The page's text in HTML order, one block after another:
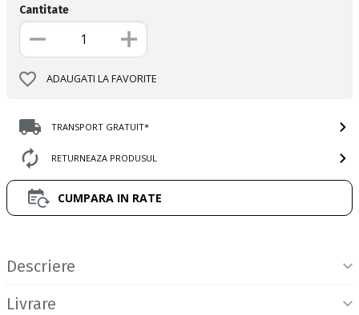
Cantitate
ADAUGATI LA FAVORITE
TRANSPORT GRATUIT*
RETURNEAZA PRODUSUL
CUMPARA IN RATE
Descriere
Livrare